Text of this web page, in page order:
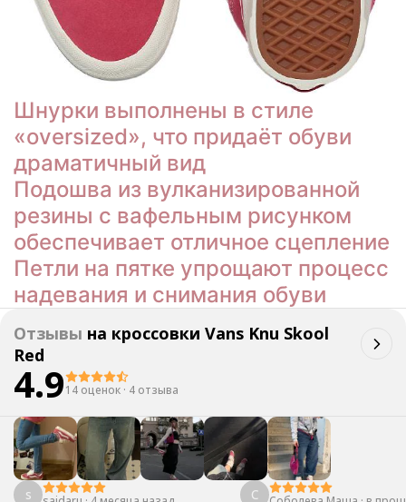
Шнурки выполнены в стиле
«oversized», что придаёт обуви
драматичный вид
Подошва из вулканизированной
резины с вафельным рисунком
обеспечивает отличное сцепление
Петли на пятке упрощают процесс
надевания и снимания обуви
Отзывы на кроссовки Vans Knu Skool
Red
4.914 оценок · 4 отзыва
s С